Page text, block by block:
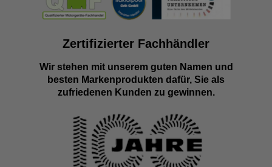
Zertifizierter Fachhändler
Wir stehen mit unserem guten Namen und
besten Markenprodukten dafür, Sie als
zufriedenen Kunden zu gewinnen.